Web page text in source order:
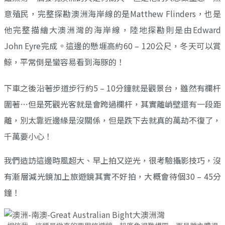
意殖民，完整探勘澳洲海岸線的是Matthew Flinders，也是
他完整描繪大澳洲灣的海岸線，陸地探勘則是由Edward
John Eyre完成。這邊的懸堐高約60 – 120公尺，冬天可以賞
鯨，平常倒是蠻容易看到海豚的！
下車之後沿著步道步行約5 – 10分鐘就是觀景台，雖然有欄杆
圍著…但是死觀光客就是會跨過欄杆，其實離峭壁還有一段距
離，別太靠近邊緣是沒關係，但是跌下去就真的萬劫不復了，
千萬要小心！
我們造訪這邊時風超大、早上拍又逆光，很考驗攝影技巧，沒
有漸層減光鏡加上旅遊鏡其實不好拍，大概會待個30 – 45分
鐘！